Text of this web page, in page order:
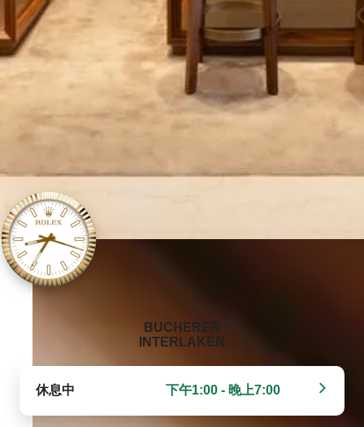
‭BUCHERER
INTERLAKEN‬
休息中 下午1:00 - 晚上7:00